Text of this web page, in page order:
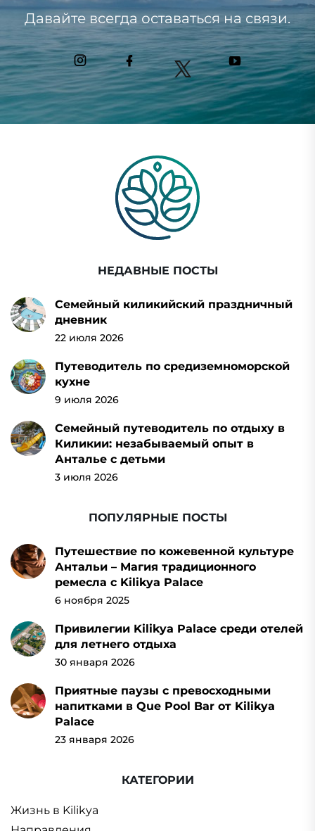
Давайте всегда оставаться на связи.
НЕДАВНЫЕ ПОСТЫ
Семейный киликийский праздничный
дневник
22 июля 2026
Путеводитель по средиземноморской
кухне
9 июля 2026
Семейный путеводитель по отдыху в
Киликии: незабываемый опыт в
Анталье с детьми
3 июля 2026
ПОПУЛЯРНЫЕ ПОСТЫ
Путешествие по кожевенной культуре
Антальи – Магия традиционного
ремесла с Kilikya Palace
6 ноября 2025
Привилегии Kilikya Palace среди отелей
для летнего отдыха
30 января 2026
Приятные паузы с превосходными
напитками в Que Pool Bar от Kilikya
Palace
23 января 2026
КАТЕГОРИИ
Жизнь в Kilikya